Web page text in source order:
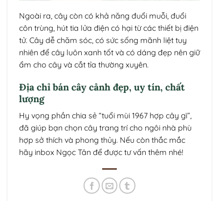
Ngoài ra, cây còn có khả năng đuổi muỗi, đuổi
côn trùng, hút tia lửa điện có hại từ các thiết bị điện
tử. Cây dễ chăm sóc, có sức sống mãnh liệt tuy
nhiên để cây luôn xanh tốt và có dáng đẹp nên giữ
ẩm cho cây và cắt tỉa thường xuyên.
Địa chỉ bán cây cảnh đẹp, uy tín, chất
lượng
Hy vọng phần chia sẻ “tuổi mùi 1967 hợp cây gì”,
đã giúp bạn chọn cây trang trí cho ngôi nhà phù
hợp sở thích và phong thủy. Nếu còn thắc mắc
hãy inbox Ngọc Tân để được tư vấn thêm nhé!